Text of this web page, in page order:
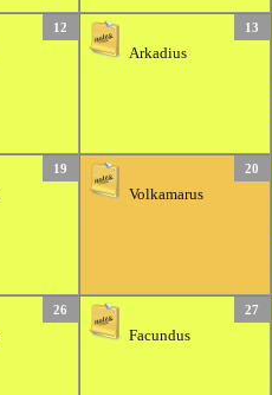
12 13
Arkadius
19 20
Volkamarus
26 27
Facundus